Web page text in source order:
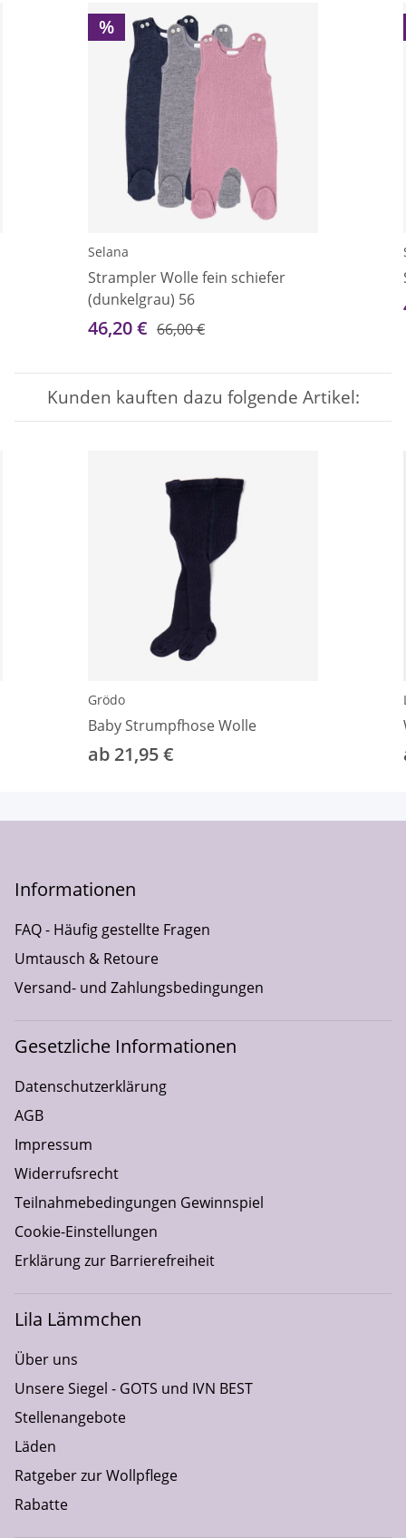
%
Selana
Strampler Wolle fein schiefer
(dunkelgrau) 56
46,20 € 66,00 €
Kunden kauften dazu folgende Artikel:
Grödo
Baby Strumpfhose Wolle
ab 21,95 €
Informationen
FAQ - Häufig gestellte Fragen
Umtausch & Retoure
Versand- und Zahlungsbedingungen
Gesetzliche Informationen
Datenschutzerklärung
AGB
Impressum
Widerrufsrecht
Teilnahmebedingungen Gewinnspiel
Cookie-Einstellungen
Erklärung zur Barrierefreiheit
Lila Lämmchen
Über uns
Unsere Siegel - GOTS und IVN BEST
Stellenangebote
Läden
Ratgeber zur Wollpflege
Rabatte